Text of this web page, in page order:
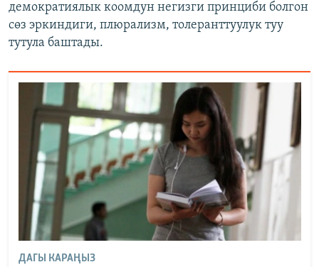
демократиялык коомдун негизги принциби болгон
сөз эркиндиги, плюрализм, толеранттуулук туу
тутула баштады.
ДАГЫ КАРАҢЫЗ